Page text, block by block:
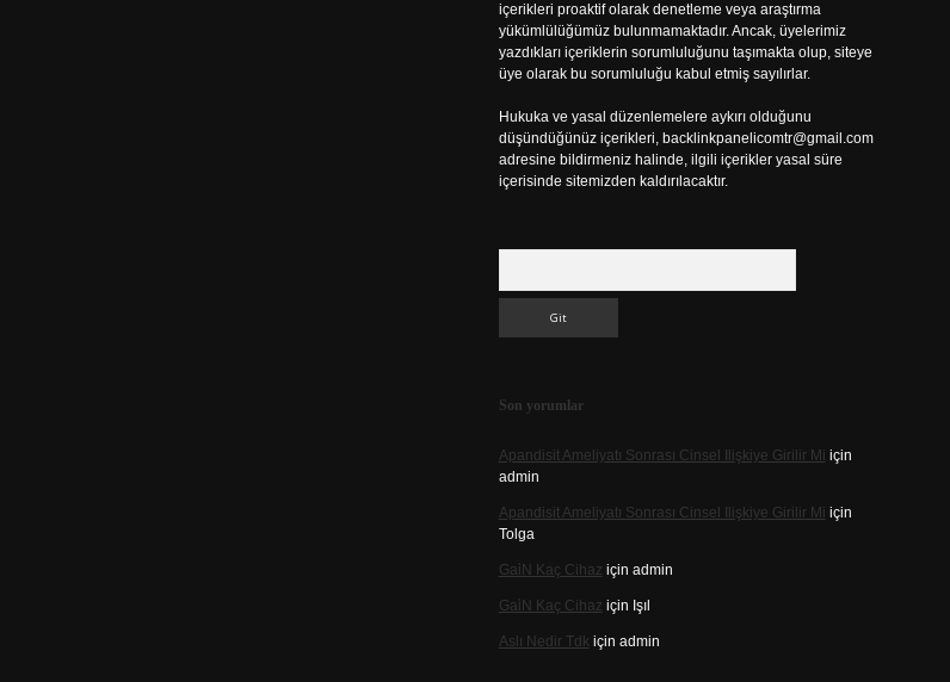
içerikleri proaktif olarak denetleme veya araştırma
yükümlülüğümüz bulunmamaktadır. Ancak, üyelerimiz
yazdıkları içeriklerin sorumluluğunu taşımakta olup, siteye
üye olarak bu sorumluluğu kabul etmiş sayılırlar.
Hukuka ve yasal düzenlemelere aykırı olduğunu
düşündüğünüz içerikleri, backlinkpanelicomtr@gmail.com
adresine bildirmeniz halinde, ilgili içerikler yasal süre
içerisinde sitemizden kaldırılacaktır.
Son yorumlar
Apandisit Ameliyatı Sonrası Cinsel Ilişkiye Girilir Mi için
admin
Apandisit Ameliyatı Sonrası Cinsel Ilişkiye Girilir Mi için
Tolga
Gai̇N Kaç Cihaz için admin
Gai̇N Kaç Cihaz için Işıl
Aslı Nedir Tdk için admin